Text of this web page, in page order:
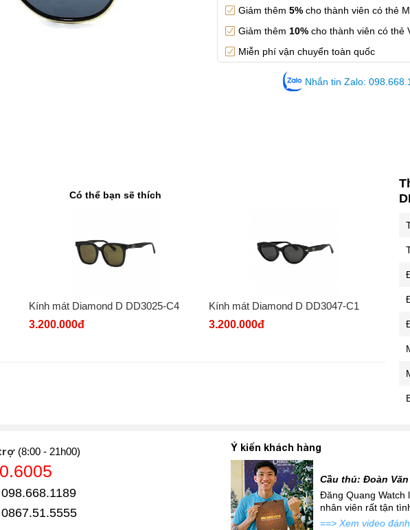
Giảm thêm 5%cho thành viên có thẻ
Giảm thêm 10%cho thành viên có thẻ
Miễn phí vận chuyển toàn quốc
Nhắn tin Zalo:
Có thể bạn sẽ thích
Kính mát Diamond D DD3025-C4
3.200.000đ
Kính mát Diamond D DD3047-C1
3.200.000đ
(8:00 - 21h00)
098.668.1189
0867.51.5555
Ý kiến khách hàng
một chiếc đồng hồ mới siêu đẹp để đi tặng
mua ở Đăng Quang Watch đấy...
Cầu thủ: Đoàn Văn
Đăng Quang Watch
nhân viên rất tận
==> Xem video